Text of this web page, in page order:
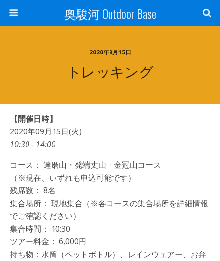
奥駿河 Outdoor Base
2020年9月15日
トレッキング
【開催日時】
2020年09月15日(火)
10:30 - 14:00
コース： 達磨山・発端丈山・金冠山コース
（※現在、いずれも申込可能です）
残席数： 8名
集合場所： 現地集合（※各コースの集合場所を詳細情報
でご確認ください）
集合時間： 10:30
ツアー料金： 6,000円
持ち物：水筒（ペットボトル）、レインウェアー、お弁